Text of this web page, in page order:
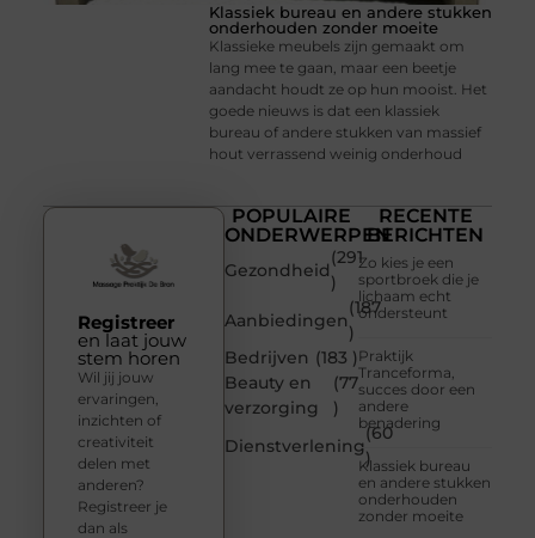
Klassiek bureau en andere stukken
onderhouden zonder moeite
Klassieke meubels zijn gemaakt om
lang mee te gaan, maar een beetje
aandacht houdt ze op hun mooist. Het
goede nieuws is dat een klassiek
bureau of andere stukken van massief
hout verrassend weinig onderhoud
POPULAIRE
ONDERWERPEN
Gezondheid
(291
)
Aanbiedingen
(187
)
Bedrijven (183 )
Beauty en
verzorging
(77
)
Dienstverlening
(60
)
RECENTE
BERICHTEN
Zo kies je een
sportbroek die je
lichaam echt
ondersteunt
Praktijk
Tranceforma,
succes door een
andere
benadering
Klassiek bureau
en andere stukken
onderhouden
zonder moeite
Registreer
en laat jouw
stem horen
Wil jij jouw
ervaringen,
inzichten of
creativiteit
delen met
anderen?
Registreer je
dan als